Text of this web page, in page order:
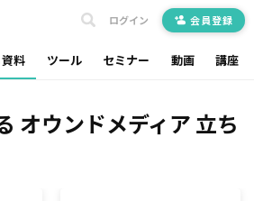
料 ツール セミナー 動画 講座
ログイン 会員登録
オウンドメディア 立ち